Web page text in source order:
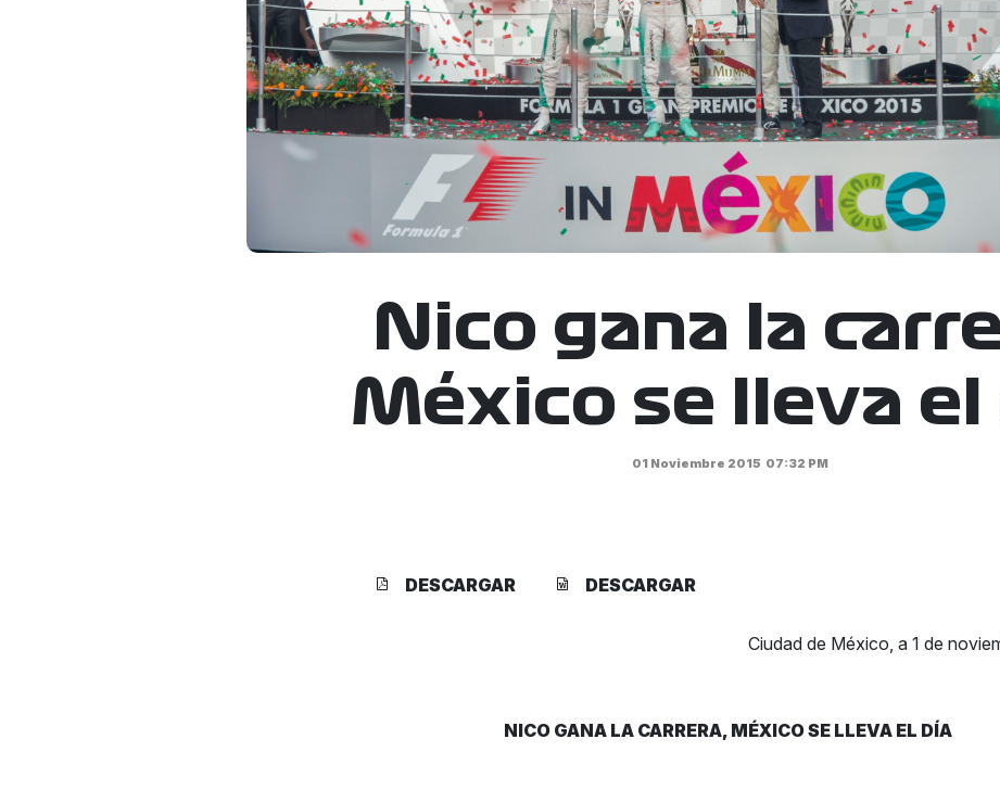
Nico gana la
México se lleva el
01 Noviembre 2015 07:32 PM
DESCARGAR DESCARGAR
Ciudad de México, a 1 de
NICO GANA LA CARRERA, MÉXICO SE LLEVA EL DÍA